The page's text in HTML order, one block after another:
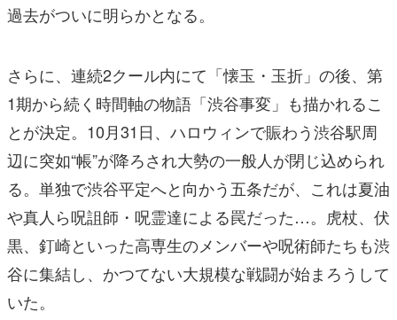
過去がついに明らかとなる。
さらに、連続2クール内にて「懐玉・玉折」の後、第
1期から続く時間軸の物語「渋谷事変」も描かれるこ
とが決定。10月31日、ハロウィンで賑わう渋谷駅周
辺に突如“帳”が降ろされ大勢の一般人が閉じ込められ
る。単独で渋谷平定へと向かう五条だが、これは夏油
や真人ら呪詛師・呪霊達による罠だった…。虎杖、伏
黒、釘崎といった高専生のメンバーや呪術師たちも渋
谷に集結し、かつてない大規模な戦闘が始まろうして
いた。